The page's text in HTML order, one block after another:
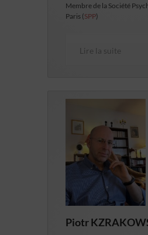
Membre de la Société
Paris (SPP)
Lire la suite
Piotr